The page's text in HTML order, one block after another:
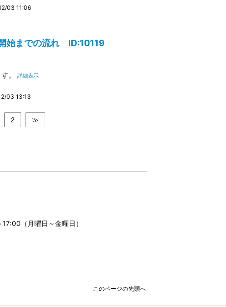
03 11:06
始までの流れ ID:10119
。 詳細表示
03 13:13
2 ≫
（月曜日～金曜日）
このページの先頭へ